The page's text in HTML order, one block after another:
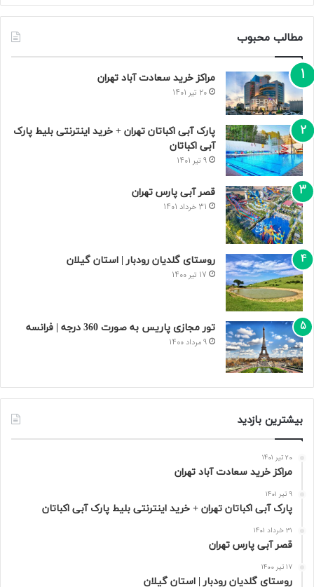
مطالب محبوب
مراکز خرید سعادت‌ آباد تهران
20 تیر 1401
پارک آبی اکباتان تهران + خرید اینترنتی بلیط پارک
آبی اکباتان
9 تیر 1401
قصر آبی پارس تهران
31 خرداد 1401
روستای گلدیان رودبار | استان گیلان
17 تیر 1400
تور مجازی پاریس به صورت 360 درجه | فرانسه
9 مرداد 1400
بیشترین بازدید
20 تیر 1401
مراکز خرید سعادت‌ آباد تهران
9 تیر 1401
پارک آبی اکباتان تهران + خرید اینترنتی بلیط پارک آبی اکباتان
31 خرداد 1401
قصر آبی پارس تهران
17 تیر 1400
روستای گلدیان رودبار | استان گیلان